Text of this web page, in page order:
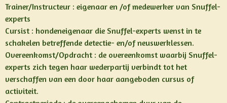
Trainer/Instructeur : eigenaar en /of medewerker van Snuffel-
experts
Cursist : hondeneigenaar die Snuffel-experts wenst in te
schakelen betreffende detectie- en/of neuswerklessen.
Overeenkomst/Opdracht : de overeenkomst waarbij Snuffel-
experts zich tegen haar wederpartij verbindt tot het
verschaffen van een door haar aangeboden cursus of
activiteit.